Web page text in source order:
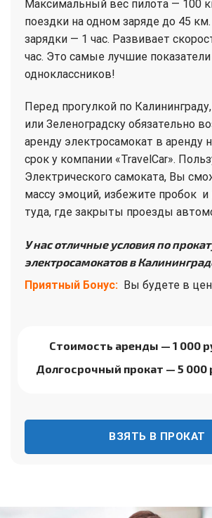
Максимальный вес пилота — 100
поездки на одном заряде до 45
зарядки — 1 час. Развивает
час. Это самые лучшие
одноклассников!
Перед прогулкой по
или Зеленоградску обязательно
аренду электросамокат в аренду
срок у компании «TravelCar».
Электрического самоката, Вы
массу эмоций, избежите пробок и
туда, где закрыты проезды
У нас отличные условия по
электросамокатов в
Приятный Бонус: Вы будете в
Стоимость аренды — 1 000
Долгосрочный прокат — 5 000
ВЗЯТЬ В ПРОКАТ